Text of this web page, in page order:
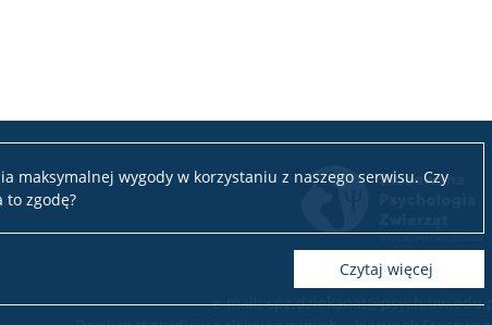
maksymalnej wygody w korzystaniu z naszego serwisu. Czy
to zgodę?
czytaj więcej
e-mail: spz.dziekanat@psych.uw.edu.pl